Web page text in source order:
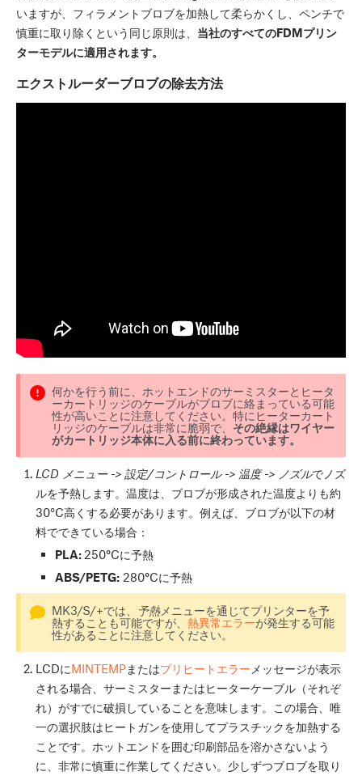
いますが、フィラメントブロブを加熱して柔らかくし、ペンチで
慎重に取り除くという同じ原則は、 当社のすべてのFDMプリン
ターモデルに適用されます。
エクストルーダーブロブの除去方法
何かを行う前に、ホットエンドのサーミスターとヒータ
ーカートリッジのケーブルがブロブに絡まっている可能
性が高いことに注意してください。特にヒーターカート
リッジのケーブルは非常に脆弱で、 その絶縁はワイヤー
がカートリッジ本体に入る前に終わっています。
LCD メニュー -> 設定/コントロール -> 温度 -> ノズルでノズ
ルを予熱します。温度は、ブロブが形成された温度よりも約
30°C高くする必要があります。例えば、ブロブが以下の材
料でできている場合：
PLA: 250°Cに予熱
ABS/PETG:280°Cに予熱
MK3/S/+では、 予熱メニューを通じてプリンターを予
熱することも可能ですが、 熱異常エラーが発生する可能
性があることに注意してください。
LCDにMINTEMPまたはプリヒートエラー メッセージが表示
される場合、サーミスターまたはヒーターケーブル（それぞ
れ）がすでに破損していることを意味します。この場合、唯
一の選択肢はヒートガンを使用してプラスチックを加熱する
ことです。ホットエンドを囲む印刷部品を溶かさないよう
に、非常に慎重に作業してください。少しずつブロブを取り